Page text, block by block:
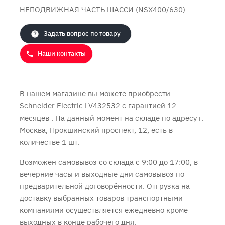
НЕПОДВИЖНАЯ ЧАСТЬ ШАССИ (NSX400/630)
Задать вопрос по товару
Наши контакты
В нашем магазине вы можете приобрести
Schneider Electric LV432532 с гарантией 12
месяцев . На данный момент на складе по адресу г.
Москва, Прокшинский проспект, 12, есть в
количестве 1 шт.
Возможен самовывоз со склада с 9:00 до 17:00, в
вечерние часы и выходные дни самовывоз по
предварительной договорённости. Отгрузка на
доставку выбранных товаров транспортными
компаниями осуществляется ежедневно кроме
выходных в конце рабочего дня.
Продолжить покупки